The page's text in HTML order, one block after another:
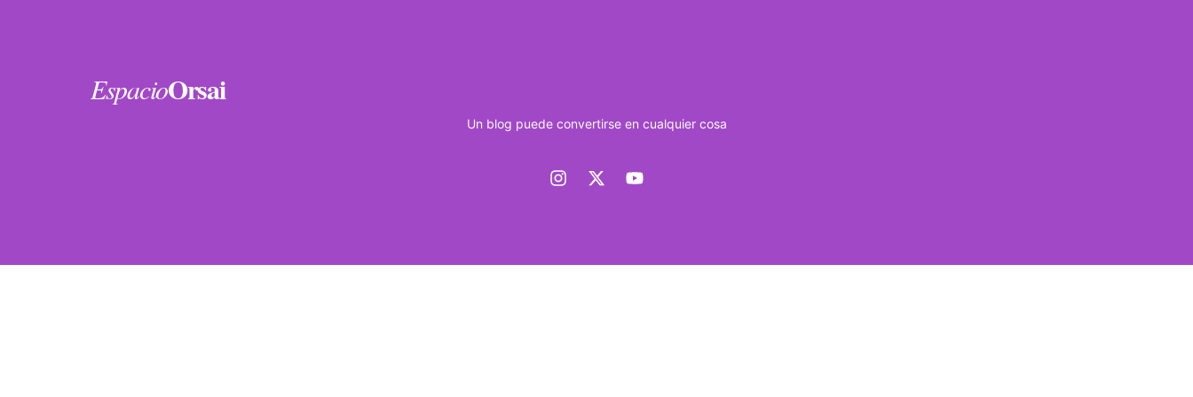
EspacioOrsai
Un blog puede convertirse en cualquier cosa